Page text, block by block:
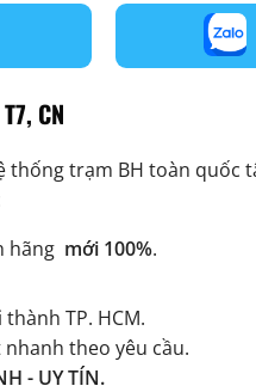
CN
thống trạm BH toàn quốc
hãng mới 100%.
TP. HCM.
theo yêu cầu.
- UY TÍN.